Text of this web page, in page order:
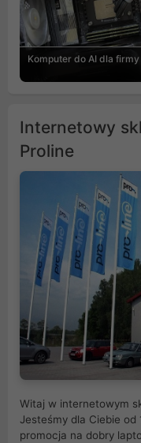
Komputer do AI dla
Internetowy
Proline
Witaj w internetowym
Jesteśmy dla Ciebie
promocja na dobry